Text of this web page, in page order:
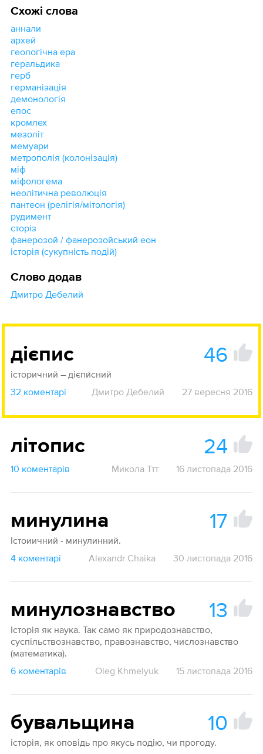
Схожі слова
аннали
архей
геологічна ера
геральдика
герб
германізація
демонологія
епос
кромлех
мезоліт
мемуари
метрополія (колонізація)
міф
міфологема
неолітична революція
пантеон (релігія/мітологія)
рудимент
сторіз
фанерозой / фанерозойський еон
історія (сукупність подій)
Слово додав
Дмитро Дебелий
дієпис 46
історичний – дієпи́сний
32 коментарі
Дмитро Дебелий 27 вересня 2016
літопис 24
10 коментарів Микола Ттт 16 листопада 2016
минулина 17
Істоиичний - минулинний.
4 коментарі
Alexandr Chaika 30 листопада 2016
минулознавство 13
Історія як наука. Так само як природознавство,
суспільствознавство, правознавство, числознавство
(математика).
6 коментарів
Oleg Khmelyuk 15 листопада 2016
бувальщина 10
історія, як оповідь про якусь подію, чи прогоду.